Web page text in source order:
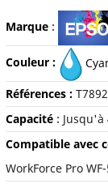
Marque:
Couleur :
Références : T
Capacité: Jusqu'à
Compatible avec
WorkForce Pro